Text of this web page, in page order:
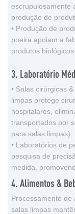
escrupulosamente
produção de
• Produção de
poeira apoiam a
produtos
3. Laboratório
• Salas cirúrgicas
limpas protege
hospitalares,
transportados por
para salas limpas).
• Laboratórios de
pesquisa de
medida,
4. Alimentos &
Processamento de
salas limpas